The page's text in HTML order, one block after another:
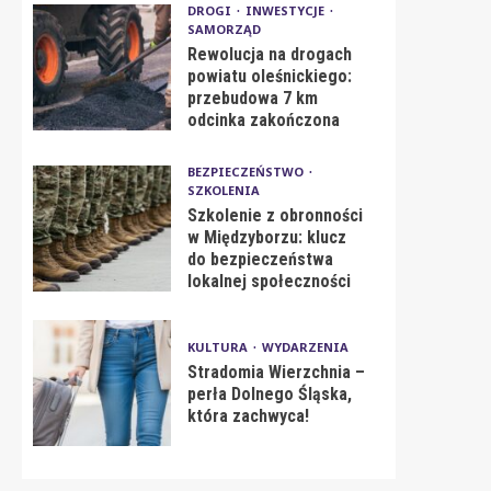
DROGI
INWESTYCJE
SAMORZĄD
Rewolucja na drogach
powiatu oleśnickiego:
przebudowa 7 km
odcinka zakończona
BEZPIECZEŃSTWO
SZKOLENIA
Szkolenie z obronności
w Międzyborzu: klucz
do bezpieczeństwa
lokalnej społeczności
KULTURA WYDARZENIA
Stradomia Wierzchnia –
perła Dolnego Śląska,
która zachwyca!